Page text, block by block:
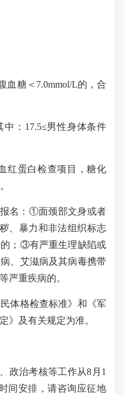
糖＜7.0mmol/L的，合
：17.5≤男性身体条件
蛋白检查项目，糖化
名：①面颈部文身或者
、暴力和非法组织标志
；③有严重生理缺陷或
、艾滋病及其病毒携带
严重疾病的。
格检查标准》和《军
》及有关规定为准。
治考核等工作从8月1
间安排，请咨询应征地